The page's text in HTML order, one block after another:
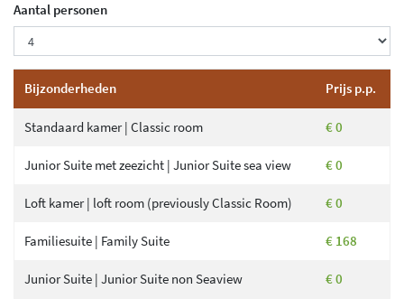
Aantal personen
Bijzonderheden Prijs p.p.
Standaard kamer | Classic room € 0
Junior Suite met zeezicht | Junior Suite sea view € 0
Loft kamer | loft room (previously Classic Room) € 0
Familiesuite | Family Suite € 168
Junior Suite | Junior Suite non Seaview € 0